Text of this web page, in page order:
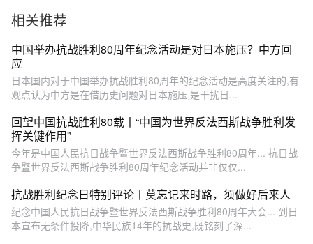
相关推荐
中国举办抗战胜利80周年纪念活动是对日本施压？中方回
应
日本国内对于中国举办抗战胜利80周年的纪念活动是高度关注的,有
观点认为中方是在借历史问题对日本施压,是干扰日...
回望中国抗战胜利80载丨“中国为世界反法西斯战争胜利发
挥关键作用”
今年是中国人民抗日战争暨世界反法西斯战争胜利80周年... 抗日战
争暨世界反法西斯战争胜利80周年纪念活动并非仅仅...
抗战胜利纪念日特别评论丨莫忘记来时路，须做好后来人
纪念中国人民抗日战争暨世界反法西斯战争胜利80周年大会... 到日
本宣布无条件投降,中华民族14年的抗战史,既铭刻了深...